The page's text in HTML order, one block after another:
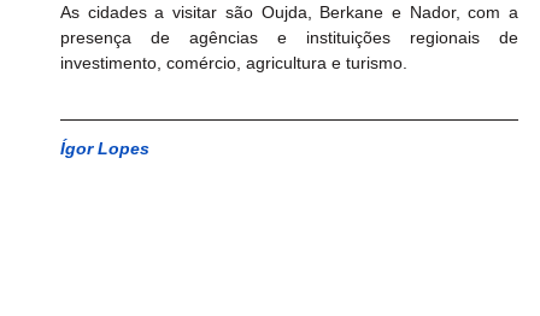
As cidades a visitar são Oujda, Berkane e Nador, com a
presença de agências e instituições regionais de
investimento, comércio, agricultura e turismo.
Ígor Lopes